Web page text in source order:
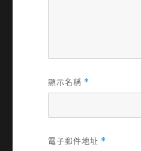
顯示名稱 *
電子郵件地址 *